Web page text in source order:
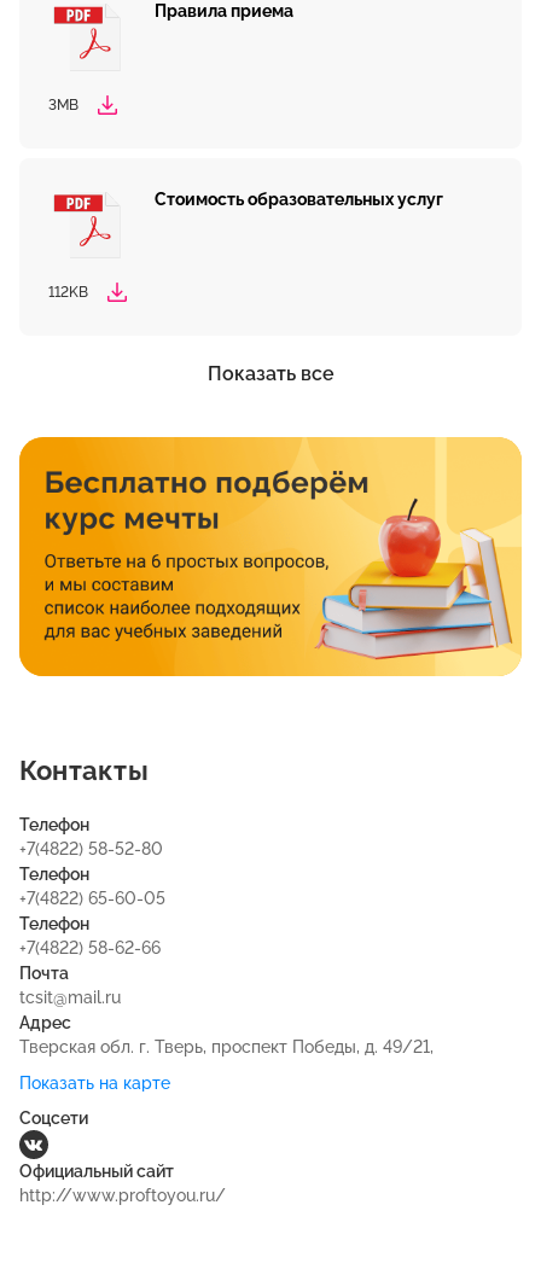
Правила приема
3MB
Стоимость образовательных услуг
112KB
Показать все
Контакты
Телефон
+7(4822) 58-52-80
Телефон
+7(4822) 65-60-05
Телефон
+7(4822) 58-62-66
Почта
tcsit@mail.ru
Адрес
Тверская обл. г. Тверь, проспект Победы, д. 49/21,
Показать на карте
Соцсети
Официальный сайт
http://www.proftoyou.ru/